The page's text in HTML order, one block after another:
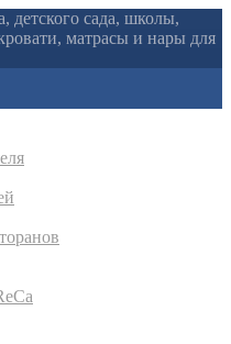
детского сада, школы,
матрасы и нары для